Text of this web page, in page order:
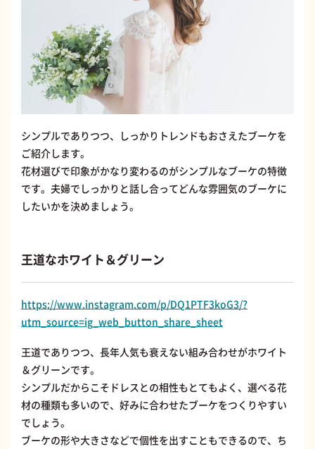
シンプルでありつつ、しっかりトレンドもおさえたブーケを
ご紹介します。
花材選びで印象がかなり変わるのがシンプルなブーケの特徴
です。夫婦でしっかりと話し合ってどんな雰囲気のブーケに
したいかを決めましょう。
王道なホワイト＆グリーン
https://www.instagram.com/p/DQ1PTF3koG3/?
utm_source=ig_web_button_share_sheet
王道でありつつ、長年人気も衰えない組み合わせがホワイト
＆グリーンです。
シンプルだからこそドレスとの相性もとてもよく、選べる花
材の種類も多いので、好みに合わせたブーケをつくりやすい
でしょう。
ブーケの形や大きさなどで個性を出すこともできるので、ち